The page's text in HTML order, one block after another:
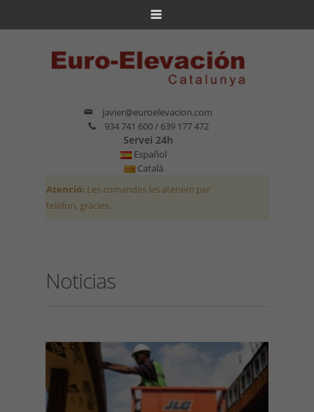
javier@euroelevacion.com
934 741 600 / 639 177 472
Servei 24h
Español
Català
Atenció: Les comandes les atenem per
telèfon, gràcies.
Noticias